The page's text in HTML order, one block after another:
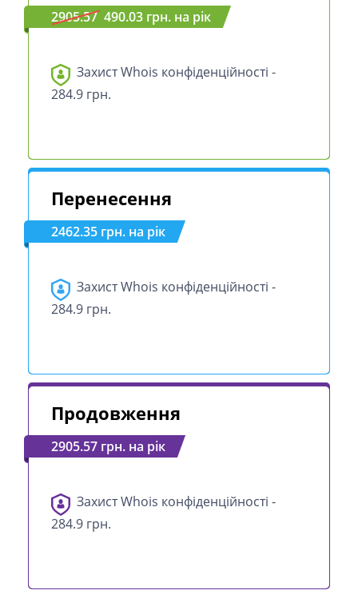
2905.57 490.03 грн. на рік
Захист Whois конфіденційності -
284.9 грн.
Перенесення
2462.35 грн. на рік
Захист Whois конфіденційності -
284.9 грн.
Продовження
2905.57 грн. на рік
Захист Whois конфіденційності -
284.9 грн.